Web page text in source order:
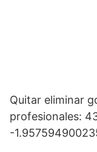
Quitar eliminar
profesionales:
-